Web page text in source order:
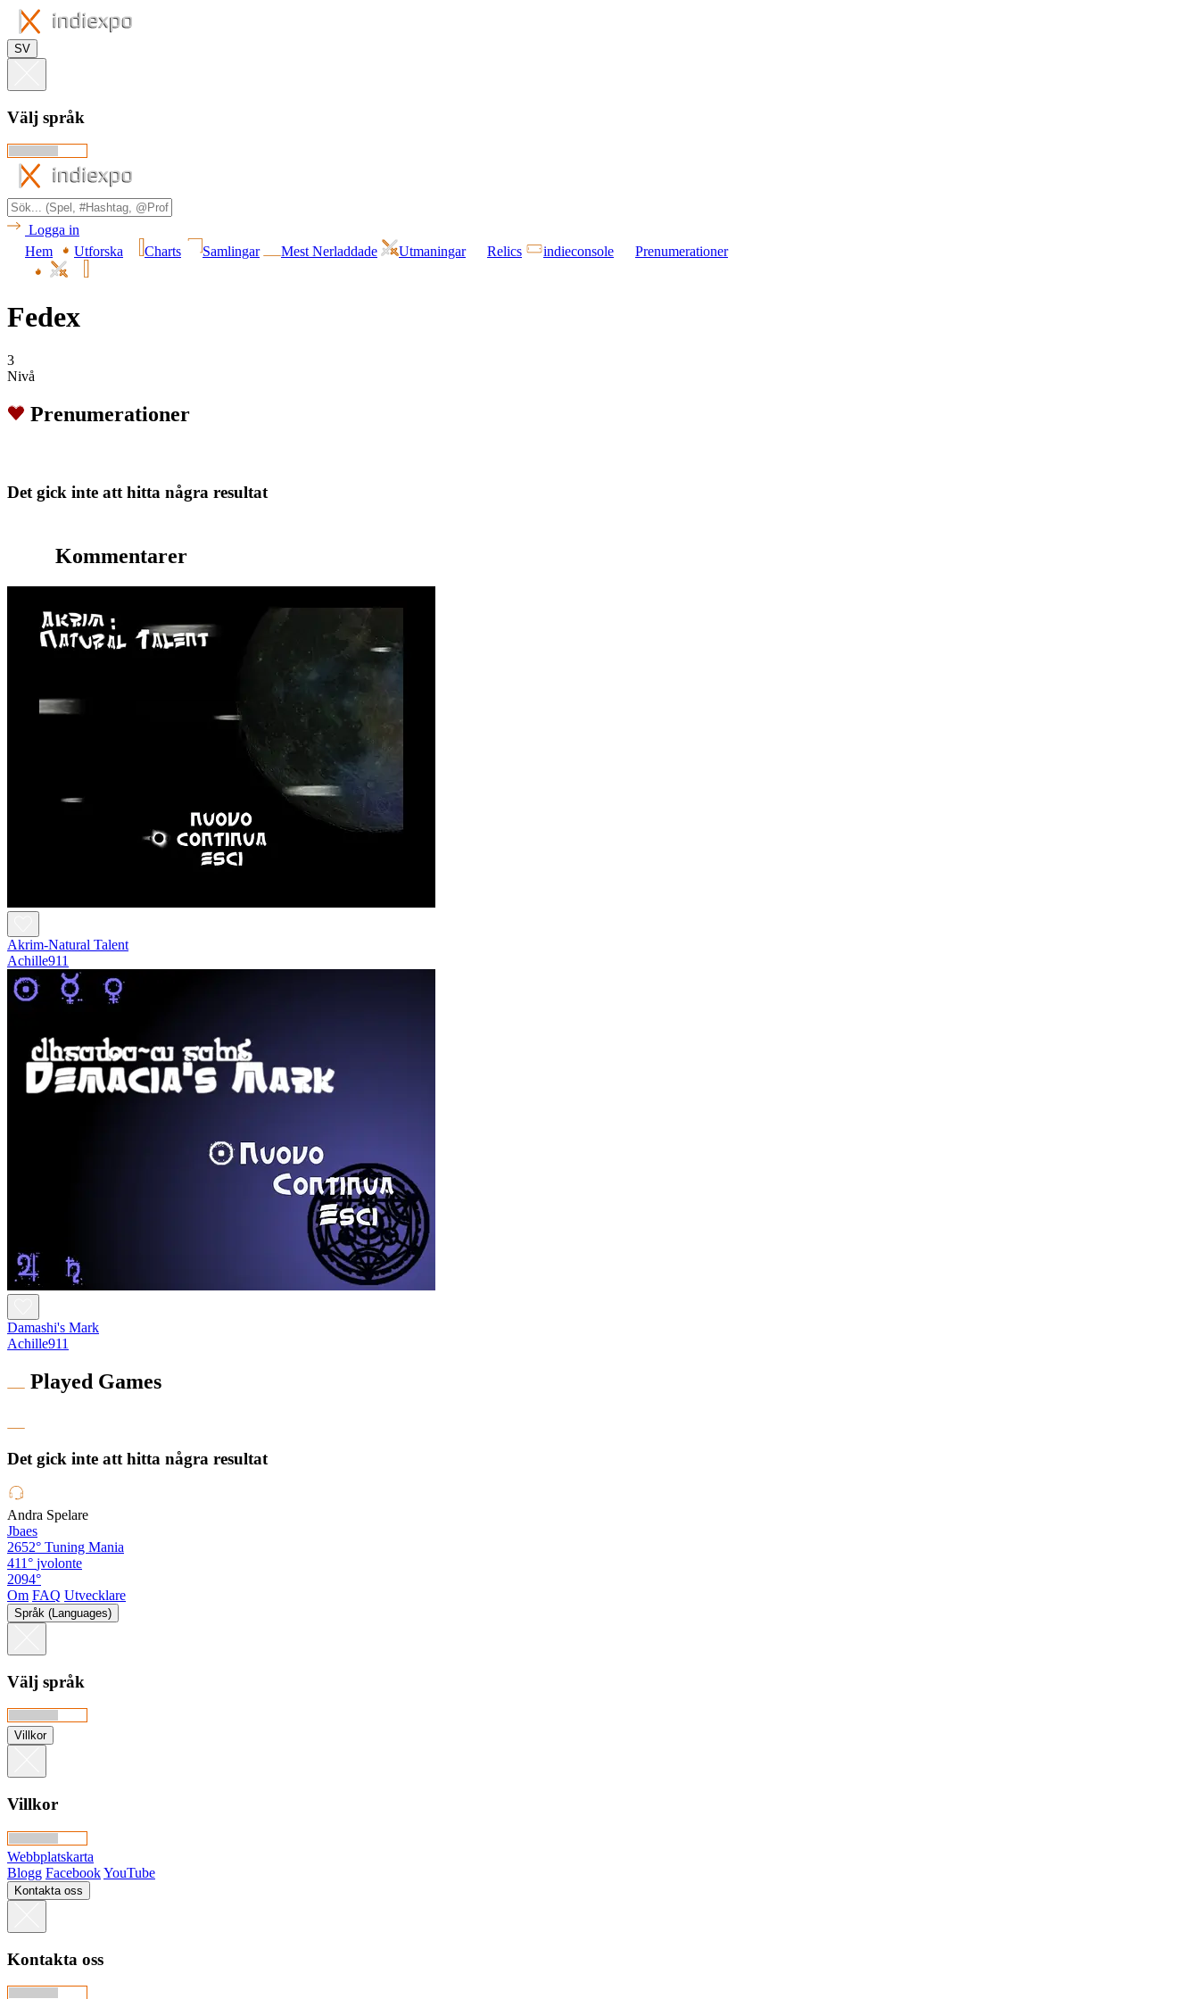
SV
Välj språk
Logga in
Hem
Utforska Charts Samlingar Mest Nerladdade Utmaningar Relics indieconsole Prenumerationer
Fedex
3
Nivå
Prenumerationer
Det gick inte att hitta några resultat
Kommentarer
Akrim-Natural Talent
Achille911
Damashi's Mark
Achille911
Played Games
Det gick inte att hitta några resultat
Andra Spelare
Jbaes
2652° Tuning Mania
411° jvolonte
2094°
Om FAQ Utvecklare
Språk (Languages)
Välj språk
Villkor
Villkor
Webbplatskarta
Blogg FacebookYouTube
Kontakta oss
Kontakta oss